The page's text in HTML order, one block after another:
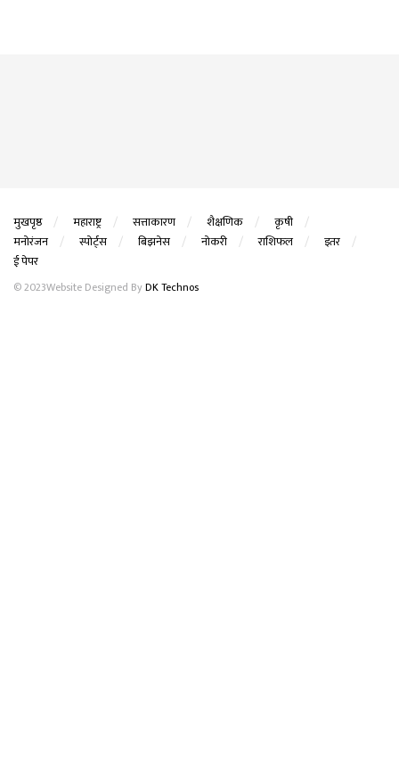
मुखपृष्ठ महाराष्ट्र सत्ताकारण शैक्षणिक
कृषी
मनोरंजन
स्पोर्ट्स बिझनेस नोकरी राशिफल
इतर
ई पेपर
© 2023Website Designed ByDK Technos